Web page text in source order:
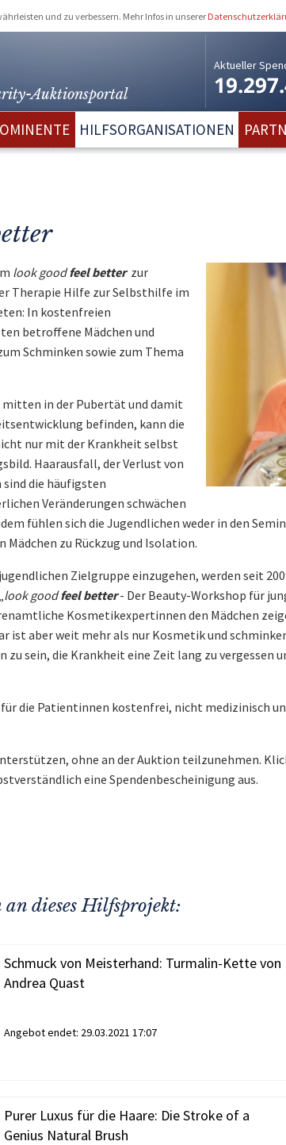
und zu verbessern. Mehr Infos in unserer
Auktionsportal
Aktueller
HILFSORGANISATIONEN
look goodfeel betterzur
Therapie Hilfe zur Selbsthilfe im
In kostenfreien
betroffene Mädchen und
Schminken sowie zum Thema
mitten in der Pubertät und damit
befinden, kann die
nur mit der Krankheit selbst
Haarausfall, der Verlust von
die häufigsten
Veränderungen schwächen
fühlen sich die Jugendlichen weder in den
Mädchen zu Rückzug und Isolation.
Zielgruppe einzugehen, werden seit
look goodfeel better- Der Beauty-Workshop für
Kosmetikexpertinnen den Mädchen
ist aber weit mehr als nur Kosmetik und
sein, die Krankheit eine Zeit lang zu vergessen
die Patientinnen kostenfrei, nicht medizinisch
ohne an der Auktion teilzunehmen.
eine Spendenbescheinigung aus.
dieses Hilfsprojekt:
Schmuck von Meisterhand: Turmalin-Kette von
Andrea Quast
Angebot endet: 29.03.2021 17:07
Purer Luxus für die Haare: Die Stroke of a
Genius Natural Brush